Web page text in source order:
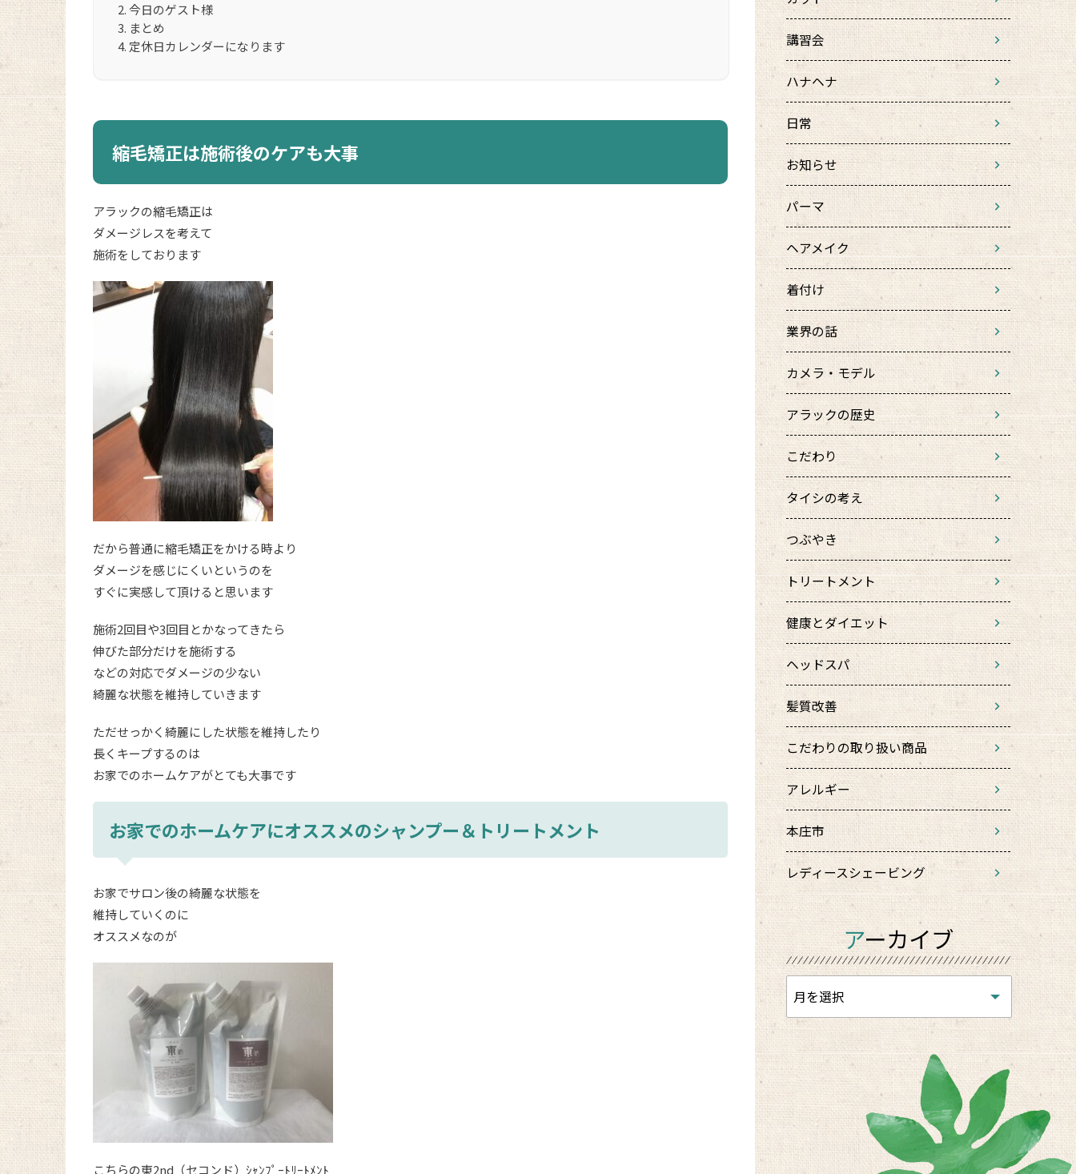
今日のゲスト様
まとめ
定休日カレンダーになります
縮毛矯正は施術後のケアも大事
アラックの縮毛矯正は
ダメージレスを考えて
施術をしております
だから普通に縮毛矯正をかける時より
ダメージを感じにくいというのを
すぐに実感して頂けると思います
施術2回目や3回目とかなってきたら
伸びた部分だけを施術する
などの対応でダメージの少ない
綺麗な状態を維持していきます
ただせっかく綺麗にした状態を維持したり
長くキープするのは
お家でのホームケアがとても大事です
お家でのホームケアにオススメのシャンプー＆トリートメント
お家でサロン後の綺麗な状態を
維持していくのに
オススメなのが
こちらの東2nd（セコンド）ｼｬﾝﾌﾟｰﾄﾘｰﾄﾒﾝﾄ
講習会
ハナヘナ
日常
お知らせ
パーマ
ヘアメイク
着付け
業界の話
カメラ・モデル
アラックの歴史
こだわり
タイシの考え
つぶやき
トリートメント
健康とダイエット
ヘッドスパ
髪質改善
こだわりの取り扱い商品
アレルギー
本庄市
レディースシェービング
アーカイブ